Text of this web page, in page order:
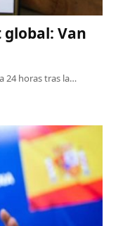
Van
24 horas tras la…